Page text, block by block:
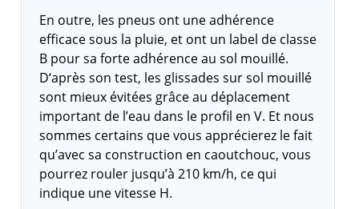
En outre, les pneus ont une adhérence
efficace sous la pluie, et ont un label de classe
B pour sa forte adhérence au sol mouillé.
D‘après son test, les glissades sur sol mouillé
sont mieux évitées grâce au déplacement
important de l’eau dans le profil en V. Et nous
sommes certains que vous apprécierez le fait
qu’avec sa construction en caoutchouc, vous
pourrez rouler jusqu’à 210 km/h, ce qui
indique une vitesse H.